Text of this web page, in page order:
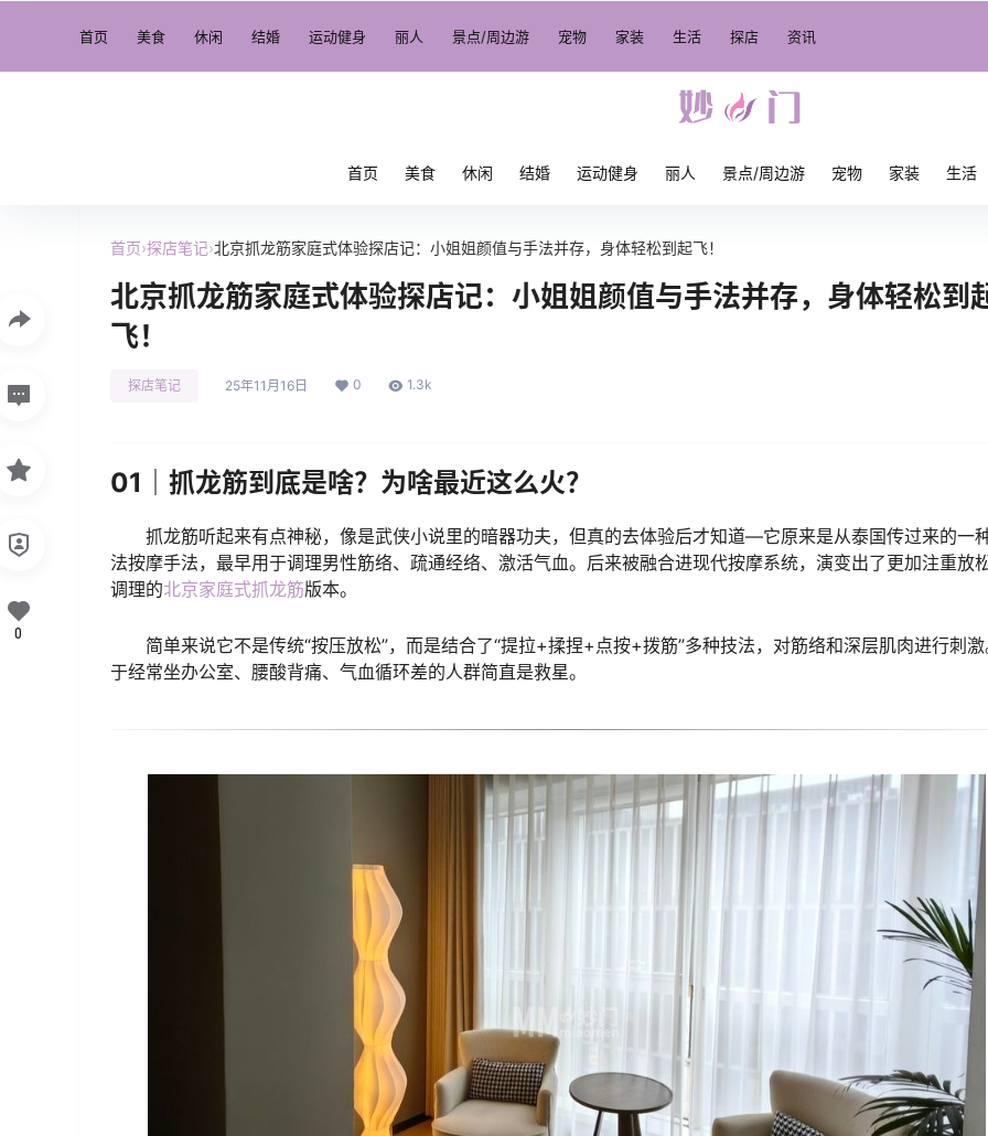
首页 美食 休闲 结婚 运动健身 丽人 景点/周边游 宠物 家装 生活 探店 资讯
首页 美食 休闲 结婚 运动健身 丽人 景点/周边游 宠物 家装 生活
首页›探店笔记›北京抓龙筋家庭式体验探店记：小姐姐颜值与手法并存，身体轻松到起飞！
北京抓龙筋家庭式体验探店记：小姐姐颜值与手法并存，身体轻松到
飞！
探店笔记 25年11月16日 0 1.3k
01｜抓龙筋到底是啥？为啥最近这么火？
抓龙筋听起来有点神秘，像是武侠小说里的暗器功夫，但真的去体验后才知道—它原来是从泰国传过来的一
法按摩手法，最早用于调理男性筋络、疏通经络、激活气血。后来被融合进现代按摩系统，演变出了更加注重放
调理的北京家庭式抓龙筋版本。
简单来说它不是传统“按压放松”，而是结合了“提拉+揉捏+点按+拨筋”多种技法，对筋络和深层肌肉进行刺
于经常坐办公室、腰酸背痛、气血循环差的人群简直是救星。
0